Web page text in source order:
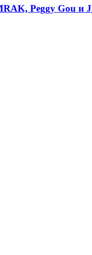
Peggy Gou и